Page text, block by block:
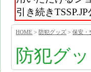
引き続き
HOME >防犯グッズ >保安・
防犯グ